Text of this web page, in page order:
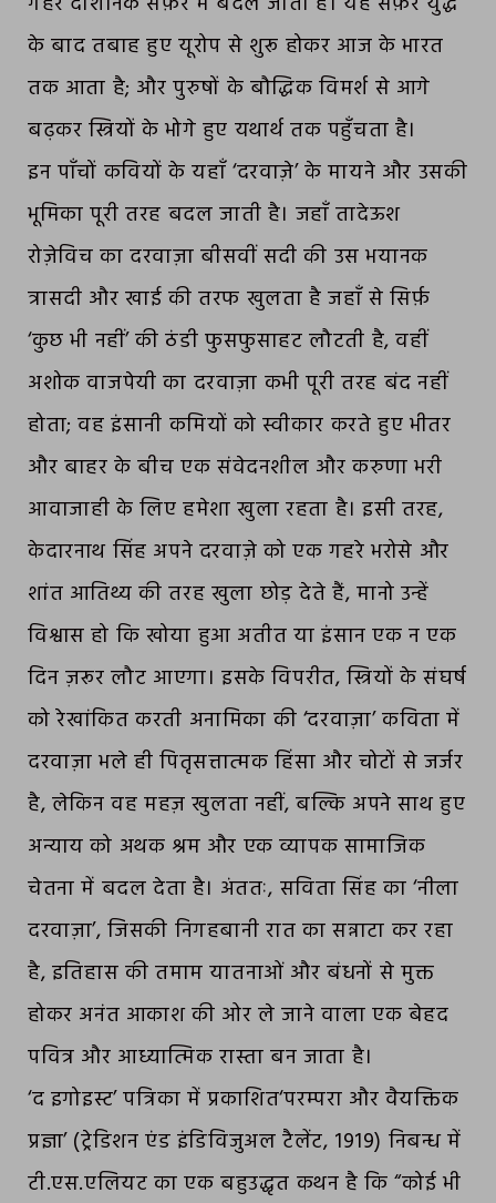
के बाद तबाह हुए यूरोप से शुरू होकर आज के भारत
तक आता है; और पुरुषों के बौद्धिक विमर्श से आगे
बढ़कर स्त्रियों के भोगे हुए यथार्थ तक पहुँचता है।
इन पाँचों कवियों के यहाँ ‘दरवाज़े’ के मायने और उसकी
भूमिका पूरी तरह बदल जाती है। जहाँ तादेऊश
रोज़ेविच का दरवाज़ा बीसवीं सदी की उस भयानक
त्रासदी और खाई की तरफ खुलता है जहाँ से सिर्फ़
‘कुछ भी नहीं’ की ठंडी फुसफुसाहट लौटती है, वहीं
अशोक वाजपेयी का दरवाज़ा कभी पूरी तरह बंद नहीं
होता; वह इंसानी कमियों को स्वीकार करते हुए भीतर
और बाहर के बीच एक संवेदनशील और करुणा भरी
आवाजाही के लिए हमेशा खुला रहता है। इसी तरह,
केदारनाथ सिंह अपने दरवाज़े को एक गहरे भरोसे और
शांत आतिथ्य की तरह खुला छोड़ देते हैं, मानो उन्हें
विश्वास हो कि खोया हुआ अतीत या इंसान एक न एक
दिन ज़रूर लौट आएगा। इसके विपरीत, स्त्रियों के संघर्ष
को रेखांकित करती अनामिका की ‘दरवाज़ा’ कविता में
दरवाज़ा भले ही पितृसत्तात्मक हिंसा और चोटों से जर्जर
है, लेकिन वह महज़ खुलता नहीं, बल्कि अपने साथ हुए
अन्याय को अथक श्रम और एक व्यापक सामाजिक
चेतना में बदल देता है। अंततः, सविता सिंह का ‘नीला
दरवाज़ा’, जिसकी निगहबानी रात का सन्नाटा कर रहा
है, इतिहास की तमाम यातनाओं और बंधनों से मुक्त
होकर अनंत आकाश की ओर ले जाने वाला एक बेहद
पवित्र और आध्यात्मिक रास्ता बन जाता है।
‘द इगोइस्ट’ पत्रिका में प्रकाशित‘परम्परा और वैयक्तिक
प्रज्ञा’ (ट्रेडिशन एंड इंडिविजुअल टैलेंट, 1919) निबन्ध में
टी.एस.एलियट का एक बहुउद्धृत कथन है कि “कोई भी